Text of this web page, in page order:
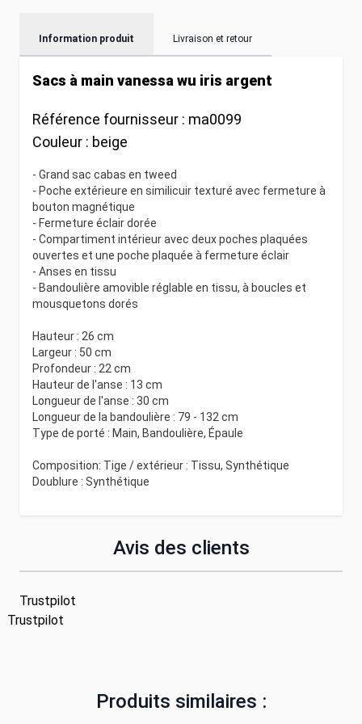
Information produit Livraison et retour
Sacs à main vanessa wu iris argent
Référence fournisseur : ma0099
Couleur : beige
- Grand sac cabas en tweed
- Poche extérieure en similicuir texturé avec fermeture à
bouton magnétique
- Fermeture éclair dorée
- Compartiment intérieur avec deux poches plaquées
ouvertes et une poche plaquée à fermeture éclair
- Anses en tissu
- Bandoulière amovible réglable en tissu, à boucles et
mousquetons dorés
Hauteur : 26 cm
Largeur : 50 cm
Profondeur : 22 cm
Hauteur de l'anse : 13 cm
Longueur de l'anse : 30 cm
Longueur de la bandoulière : 79 - 132 cm
Type de porté : Main, Bandoulière, Épaule
Composition: Tige / extérieur : Tissu, Synthétique
Doublure : Synthétique
Avis des clients
Trustpilot
Trustpilot
Produits similaires :